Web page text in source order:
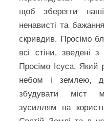
щоб зберегти
ненависті та
скривдив. Просімо
всі стіни, зведені з
Просімо Ісуса, Який
небом і землею,
збудувати міст
зусиллям на